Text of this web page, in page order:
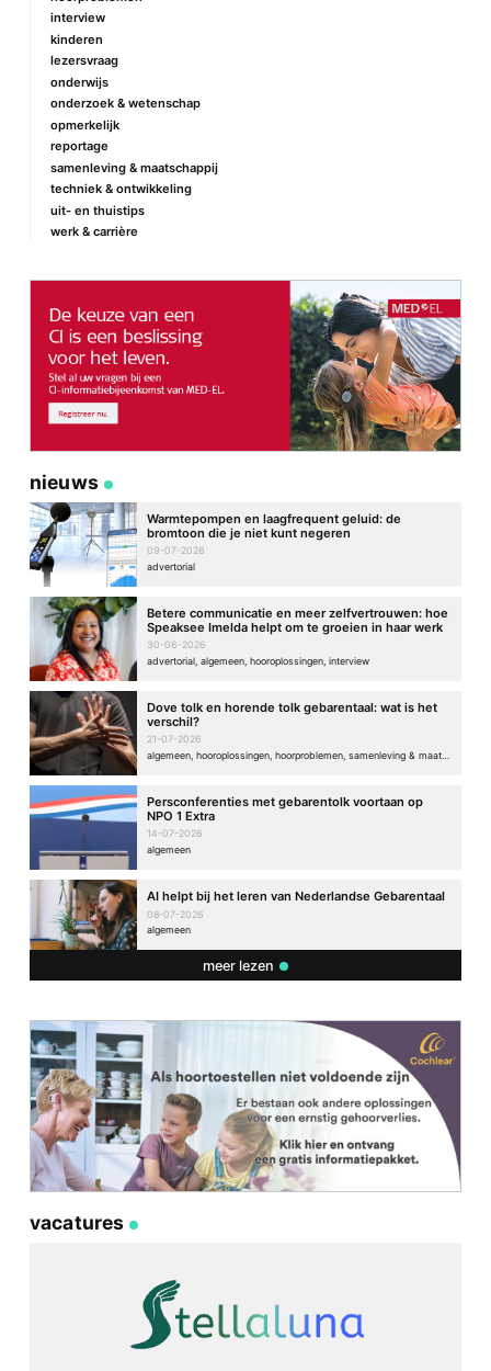
interview
kinderen
lezersvraag
onderwijs
onderzoek & wetenschap
opmerkelijk
reportage
samenleving & maatschappij
techniek & ontwikkeling
uit- en thuistips
werk & carrière
nieuws
Warmtepompen en laagfrequent geluid: de
bromtoon die je niet kunt negeren
09-07-2026
advertorial
Betere communicatie en meer zelfvertrouwen: hoe
Speaksee Imelda helpt om te groeien in haar werk
30-06-2026
advertorial, algemeen, hooroplossingen, interview
Dove tolk en horende tolk gebarentaal: wat is het
verschil?
21-07-2026
Persconferenties met gebarentolk voortaan op
NPO 1 Extra
14-07-2026
algemeen
AI helpt bij het leren van Nederlandse Gebarentaal
08-07-2026
algemeen
meer lezen
vacatures